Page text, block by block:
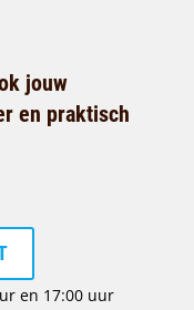
jouw
en praktisch
en 17:00 uur